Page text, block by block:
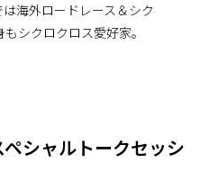
は海外ロードレース＆シク
シクロクロス愛好家。
シャルトークセッシ